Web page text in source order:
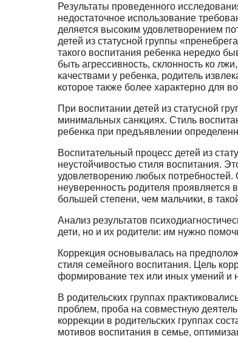
Результаты проведенного
недостаточное использование
деляется высоким удовлетворением
детей из статусной группы
такого воспитания ребенка нередко
быть агрессивность, склонность ко
качествами у ребенка, родитель
которое также более характерно для
При воспитании детей из статусной
минимальных санкциях. Стиль
ребенка при предъявлении
Воспитательный процесс детей из
неустойчивостью стиля воспитания.
удовлетворению любых потребностей.
неуверенность родителя
большей степени, чем мальчики, в
Анализ результатов
дети, но и их родители: им нужно
Коррекция основывалась на
стиля семейного воспитания. Цель
формирование тех или иных умений и
В родительских группах
проблем, проба на совместную
коррекции в родительских группах
мотивов воспитания в семье,